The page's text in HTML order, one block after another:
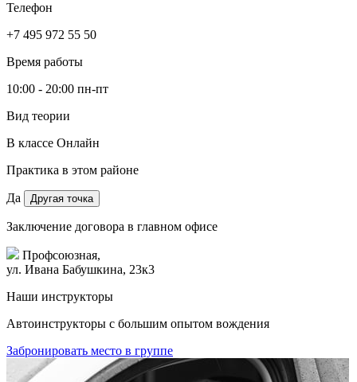
Телефон
+7 495 972 55 50
Время работы
10:00 - 20:00 пн-пт
Вид теории
В классе Онлайн
Практика в этом районе
Да Другая точка
Заключение договора в главном офисе
Профсоюзная,
ул. Ивана Бабушкина, 23к3
Наши инструкторы
Автоинструкторы с большим опытом вождения
Забронировать место в группе